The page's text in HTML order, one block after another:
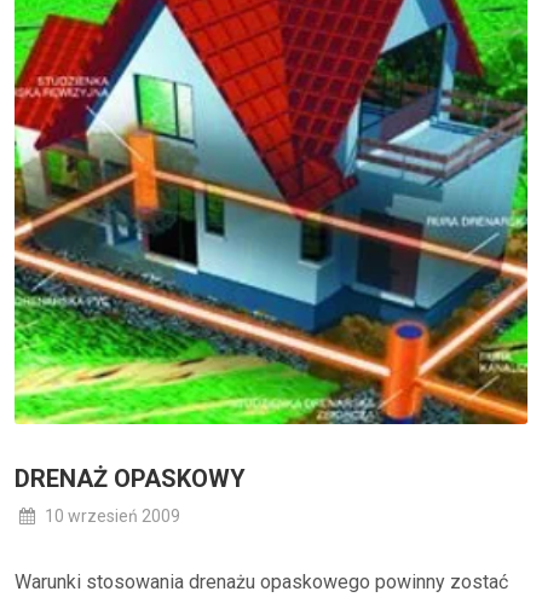
DRENAŻ OPASKOWY
10 wrzesień 2009
Warunki stosowania drenażu opaskowego powinny zostać